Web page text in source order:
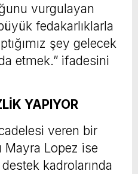
vurgulayan
fedakarlıklarla
şey gelecek
etmek.” ifadesini
YAPIYOR
veren bir
Mayra Lopez ise
kadrolarında